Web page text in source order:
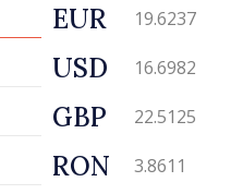
EUR 19.6237
USD 16.6982
GBP 22.5125
RON 3.8611